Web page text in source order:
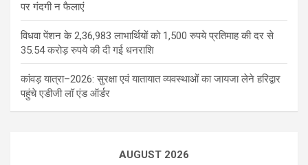
पर गंदगी न फैलाएं
विधवा पेंशन के 2,36,983 लाभार्थियों को 1,500 रुपये प्रतिमाह की दर से
35.54 करोड़ रुपये की दी गई धनराशि
कांवड़ यात्रा–2026: सुरक्षा एवं यातायात व्यवस्थाओं का जायजा लेने हरिद्वार
पहुंचे एडीजी लॉ एंड ऑर्डर
AUGUST 2026